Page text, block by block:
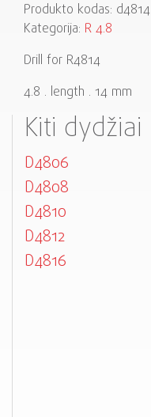
Produkto kodas: d4814
Kategorija: R 4.8
Drill for R4814
4.8 . length . 14 mm
Kiti dydžiai
D4806
D4808
D4810
D4812
D4816